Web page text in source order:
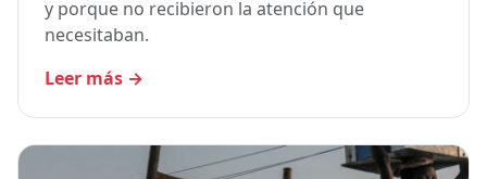
y porque no recibieron la atención que
necesitaban.
Leer más →